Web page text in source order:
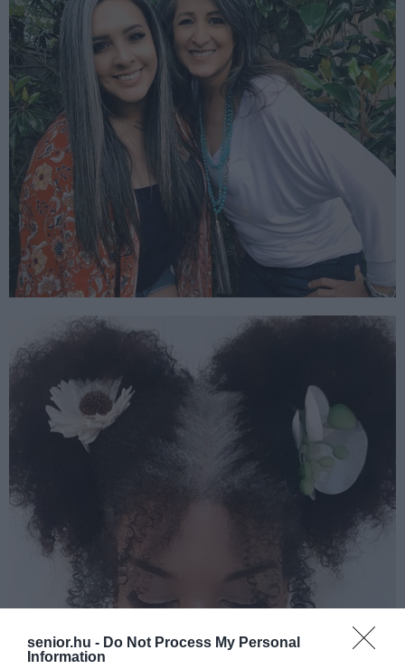
senior.hu - Do Not Process My Personal
Information